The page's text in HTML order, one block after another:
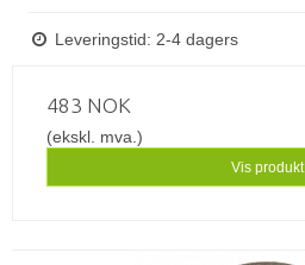
Leveringstid: 2-4 dagers
483 NOK
(ekskl. mva.)
Vis produkt